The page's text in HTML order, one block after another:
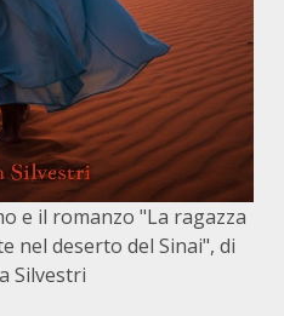
e il romanzo "La ragazza
nel deserto del Sinai", di
Silvestri